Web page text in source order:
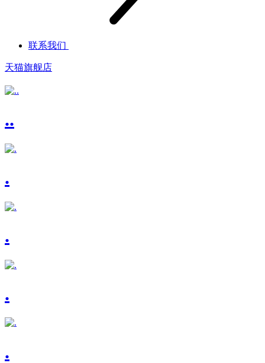
联系我们
天猫旗舰店
..
.
.
.
.